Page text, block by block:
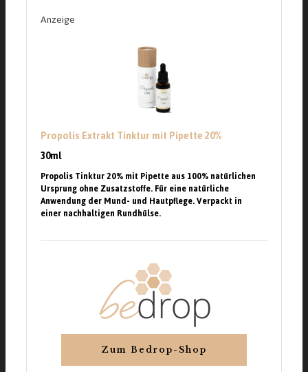
Anzeige
Propolis Extrakt Tinktur mit Pipette 20%
30ml
Propolis Tinktur 20% mit Pipette aus 100% natürlichen
Ursprung ohne Zusatzstoffe. Für eine natürliche
Anwendung der Mund- und Hautpflege. Verpackt in
einer nachhaltigen Rundhülse.
Zum Bedrop-Shop